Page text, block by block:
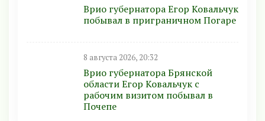
Врио губернатора Егор Ковальчук
побывал в приграничном Погаре
8 августа 2026, 20:32
Врио губернатора Брянской
области Егор Ковальчук с
рабочим визитом побывал в
Почепе